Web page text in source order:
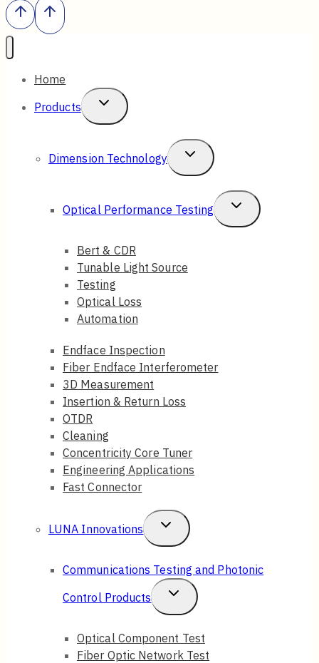
Home
Products
Toggle
Child
Dimension Technology
Toggle
Child
Menu
Optical Performance Testing
Toggle
Child
Bert & CDR
Tunable Light Source
Testing
Optical Loss
Automation
Endface Inspection
Fiber Endface Interferometer
3D Measurement
Insertion & Return Loss
OTDR
Cleaning
Concentricity Core Tuner
Engineering Applications
Fast Connector
LUNA Innovations
Toggle
Child
Menu
Communications Testing and Photonic
Control Products
Toggle
Child
Menu
Optical Component Test
Fiber Optic Network Test